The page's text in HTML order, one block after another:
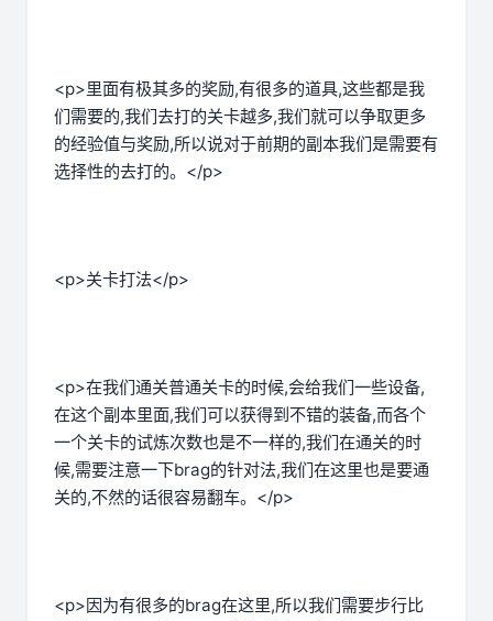
<p>里面有极其多的奖励,有很多的道具,这些都是我
们需要的,我们去打的关卡越多,我们就可以争取更多
的经验值与奖励,所以说对于前期的副本我们是需要有
选择性的去打的。</p>
<p>关卡打法</p>
<p>在我们通关普通关卡的时候,会给我们一些设备,
在这个副本里面,我们可以获得到不错的装备,而各个
一个关卡的试炼次数也是不一样的,我们在通关的时
候,需要注意一下brag的针对法,我们在这里也是要通
关的,不然的话很容易翻车。</p>
<p>因为有很多的brag在这里,所以我们需要步行比